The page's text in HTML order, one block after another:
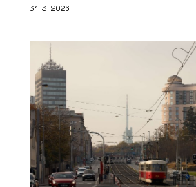
31. 3. 2026